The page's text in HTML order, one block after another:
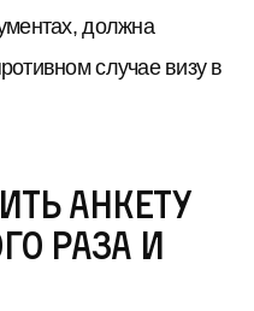
должна
случае визу в
анкету
раза и